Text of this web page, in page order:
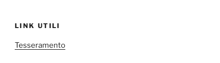
LINK UTILI
Tesseramento